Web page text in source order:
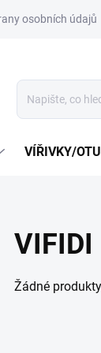
osobních údajů
VÍŘIVKY/
VIFIDI
Žádné